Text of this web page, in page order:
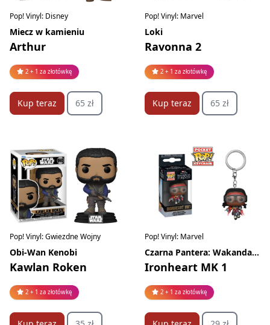
Pop! Vinyl: Disney
Miecz w kamieniu
Arthur
2 + 1 za złotówkę
Kup teraz 65 zł
Pop! Vinyl: Marvel
Loki
Ravonna 2
2 + 1 za złotówkę
Kup teraz 65 zł
Pop! Vinyl: Gwiezdne Wojny
Obi-Wan Kenobi
Kawlan Roken
2 + 1 za złotówkę
Pop! Vinyl: Marvel
Czarna Pantera: Wakanda w moim sercu
Ironheart MK 1
2 + 1 za złotówkę